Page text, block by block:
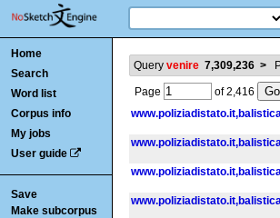
Home
Search
Word list
Corpus info
My jobs
User guide
Save
Make subcorpus
Query venire 7,309,236 >
Page of2,416